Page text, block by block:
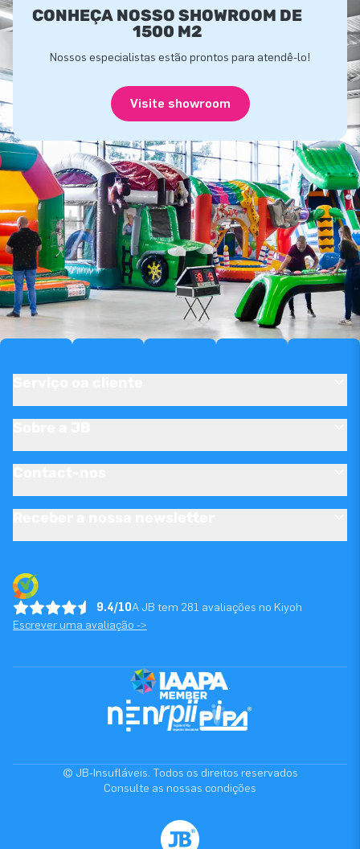
CONHEÇA NOSSO SHOWROOM DE
1500 M2
Nossos especialistas estão prontos para atendê-lo!
Visite showroom
9.4/10A JB tem 281 avaliações no Kiyoh
Escrever uma avaliação ->
© JB-Insufláveis. Todos os direitos reservados
Consulte as nossas condições